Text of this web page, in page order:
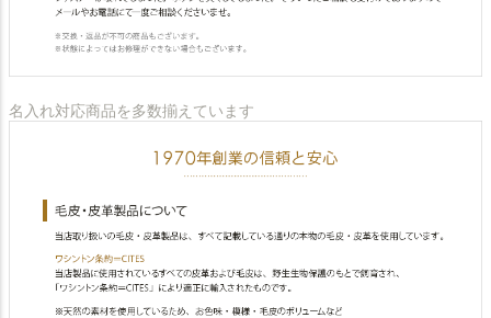
名入れ対応商品を多数揃えています